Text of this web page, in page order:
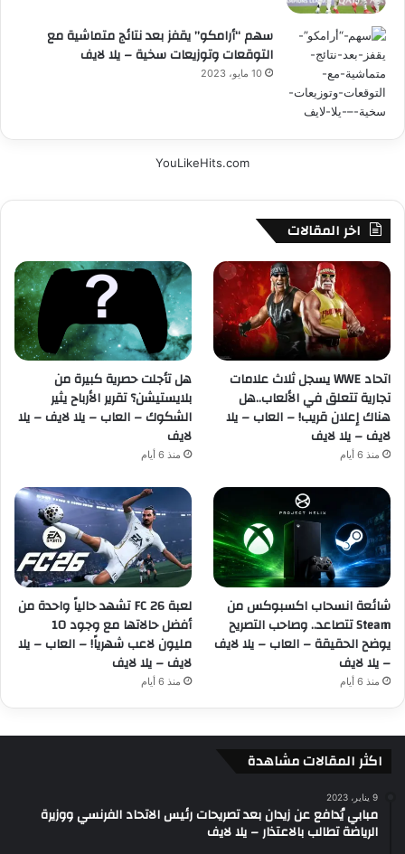
سهم “أرامكو” يقفز بعد نتائج متماشية مع
التوقعات وتوزيعات سخية – يلا لايف
10 مايو، 2023
YouLikeHits.com
اخر المقالات
اتحاد WWE يسجل ثلاث علامات
تجارية تتعلق في الألعاب..هل
هناك إعلان قريب! – العاب – يلا
لايف – يلا لايف
منذ 6 أيام
هل تأجلت حصرية كبيرة من
بلايستيشن؟ تقرير الأرباح يثير
الشكوك – العاب – يلا لايف – يلا
لايف
منذ 6 أيام
شائعة انسحاب اكسبوكس من
Steam تتصاعد.. وصاحب التصريح
يوضح الحقيقة – العاب – يلا لايف
– يلا لايف
منذ 6 أيام
لعبة FC 26 تشهد حالياً واحدة من
أفضل حالاتها مع وجود 10
مليون لاعب شهرياً! – العاب – يلا
لايف – يلا لايف
منذ 6 أيام
اكثر المقالات مشاهدة
9 يناير، 2023
مبابي يُدافع عن زيدان بعد تصريحات رئيس الاتحاد الفرنسي ووزيرة
الرياضة تطالب بالاعتذار – يلا لايف